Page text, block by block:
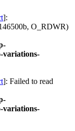
]:
O_RDWR)
variations-
]: Failed to read
variations-